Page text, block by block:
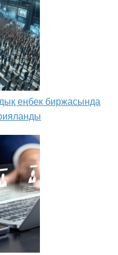
еңбек биржасында